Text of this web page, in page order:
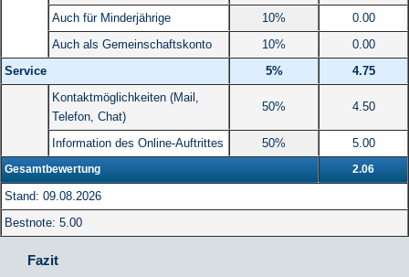
Auch für Minderjährige 10%
0.00
Auch als Gemeinschaftskonto
10%
0.00
Service
5%
4.75
Kontaktmöglichkeiten (Mail,
Telefon, Chat)
50% 4.50
Information des Online-Auftrittes 50% 5.00
Gesamtbewertung 2.06
Stand: 09.08.2026
Bestnote: 5.00
Fazit